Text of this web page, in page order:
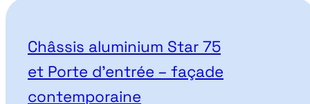
Châssis aluminium Star 75
et Porte d’entrée – façade
contemporaine